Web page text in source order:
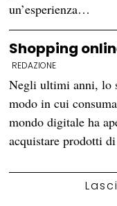
un’esperienza…
Shopping
REDAZIONE
Negli ultimi anni, lo
modo in cui
mondo digitale ha
acquistare prodotti